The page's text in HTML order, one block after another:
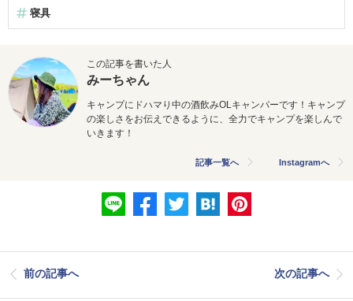
寝具
この記事を書いた人
みーちゃん
キャンプにドハマり中の酒飲みOLキャンパーです！キャンプ
の楽しさをお伝えできるように、全力でキャンプを楽しんで
いきます！
記事一覧へ Instagramへ
前の記事へ 次の記事へ